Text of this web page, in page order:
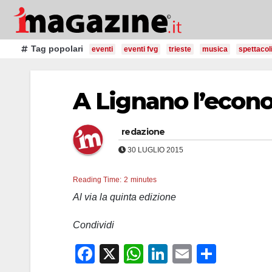
Salta
contenutoTag popolari eventi eventi fvg trieste musica spettacoli
A Lignano
redazione
30 LUGLIO 2015
Reading Time: 2 minutes
Al via la quinta edizione
Condividi
F
X
W
Li
E